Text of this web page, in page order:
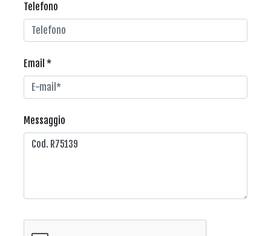
Telefono
Email *
Messaggio